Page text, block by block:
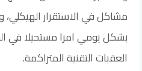
مشاكل في الاستقرار الهيكلي،
بشكل يومي امرا مستحيلا في
العقبات التقنية المتراكمة.